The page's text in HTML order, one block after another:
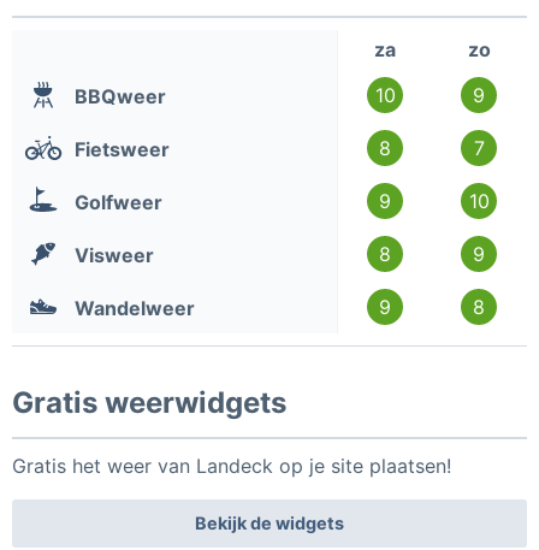
za
zo
BBQweer
10 9
Fietsweer 8 7
Golfweer 9 10
Visweer 8 9
Wandelweer 9 8
Gratis weerwidgets
Gratis het weer van Landeck op je site plaatsen!
Bekijk de widgets